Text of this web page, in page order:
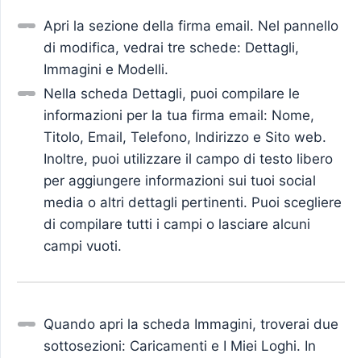
Apri la sezione della firma email. Nel pannello
di modifica, vedrai tre schede: Dettagli,
Immagini e Modelli.
Nella scheda Dettagli, puoi compilare le
informazioni per la tua firma email: Nome,
Titolo, Email, Telefono, Indirizzo e Sito web.
Inoltre, puoi utilizzare il campo di testo libero
per aggiungere informazioni sui tuoi social
media o altri dettagli pertinenti. Puoi scegliere
di compilare tutti i campi o lasciare alcuni
campi vuoti.
Quando apri la scheda Immagini, troverai due
sottosezioni: Caricamenti e I Miei Loghi. In